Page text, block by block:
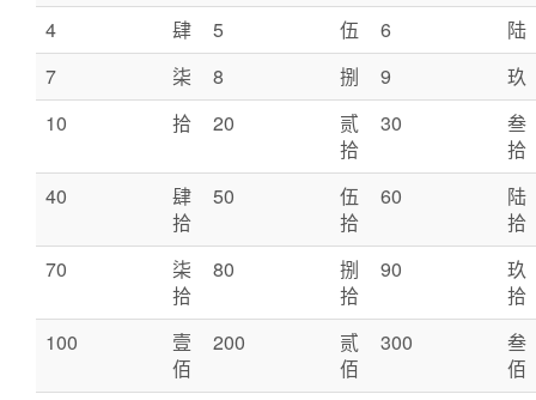
4
肆 5 伍 6
陆
7
柒 8 捌 9
玖
10
拾 20
贰
拾
30
叁
拾
40
肆
拾
50
伍
拾
60
陆
拾
70
柒
拾
80
捌
拾
90
玖
拾
100
壹
佰
200
贰
佰
300
叁
佰